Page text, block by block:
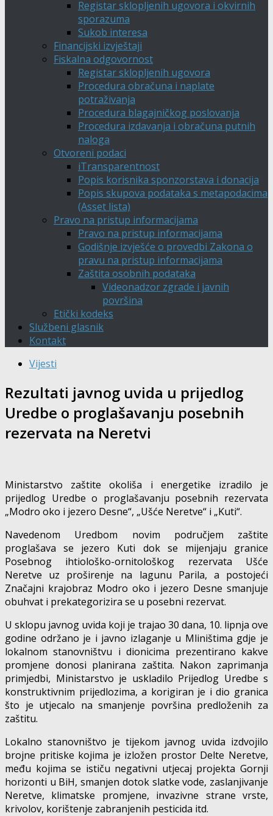
Registar sklopljenih ugovora i okvirnih
sporazuma
Sukob interesa
Financijski izvještaji
Fiskalna odgovornost
Registar sklopljenih ugovora
Procedura obračuna i naplate
potraživanja
Procedura blagajničkog poslovanja
Procedura izdavanja i obračuna putnih
naloga
Otvoreni podaci
iTransparentnost
Popis korisnika sponzorstava i donacija
Popis skupova podataka s metapodacima
(Asset lista)
Pravo na pristup informacijama
Pravo na pristup informacijama
Godišnje izvješće o provedbi Zakona o
pravu na pristup informacijama
Zaštita osobnih podataka
Videonadzor zgrade i javnih
površina
Etički kodeks
Službeni glasnik
Kontakt
Vijesti
Rezultati javnog uvida u prijedlog
Uredbe o proglašavanju posebnih
rezervata na Neretvi
Ministarstvo zaštite okoliša i energetike izradilo je
prijedlog Uredbe o proglašavanju posebnih rezervata
„Modro oko i jezero Desne“, „Ušće Neretve“ i „Kuti“.
Navedenom Uredbom novim područjem zaštite
proglašava se jezero Kuti dok se mijenjaju granice
Posebnog ihtiološko-ornitološkog rezervata Ušće
Neretve uz proširenje na lagunu Parila, a postojeći
Značajni krajobraz Modro oko i jezero Desne smanjuje
obuhvat i prekategorizira se u posebni rezervat.
U sklopu javnog uvida koji je trajao 30 dana, 10. lipnja ove
godine održano je i javno izlaganje u Mliništima gdje je
lokalnom stanovništvu i dionicima prezentirano kakve
promjene donosi planirana zaštita. Nakon zaprimanja
primjedbi, Ministarstvo je uskladilo Prijedlog Uredbe s
konstruktivnim prijedlozima, a korigiran je i dio granica
što je utjecalo na smanjenje površina predloženih za
zaštitu.
Lokalno stanovništvo je tijekom javnog uvida izdvojilo
brojne pritiske kojima je izložen prostor Delte Neretve,
među kojima se ističu negativni utjecaj projekta Gornji
horizonti u BiH, smanjen dotok slatke vode, zaslanjivanje
Neretve, klimatske promjene, invazivne strane vrste,
krivolov, korištenje zabranjenih pesticida itd.